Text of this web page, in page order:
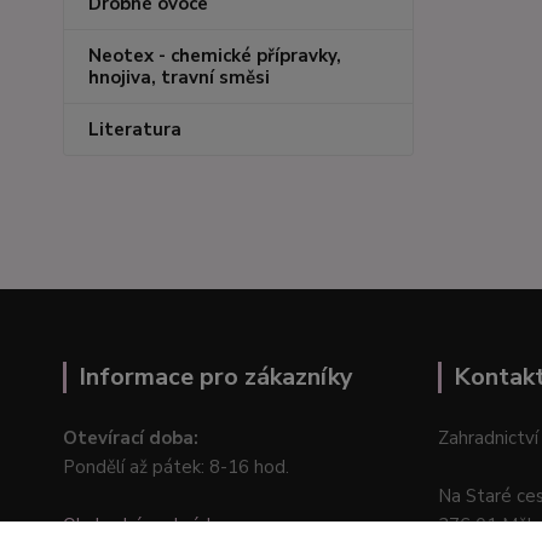
Neotex - chemické přípravky,
hnojiva, travní směsi
Literatura
Informace pro zákazníky
Otevírací doba:
Pondělí až pátek: 8-16 hod.
Obchodní podmínky
Na Staré
276 01